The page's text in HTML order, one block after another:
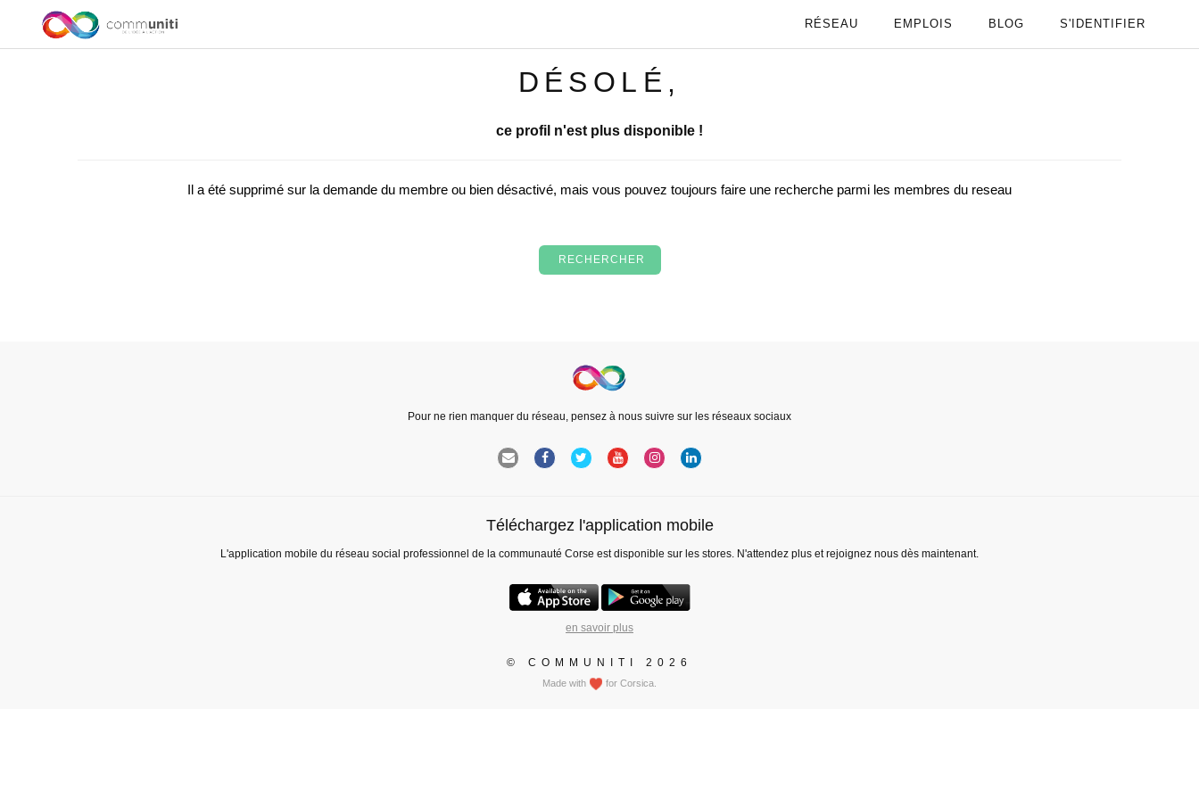
RÉSEAU EMPLOIS BLOG S'IDENTIFIER
DÉSOLÉ,
ce profil n'est plus disponible !
Il a été supprimé sur la demande du membre ou bien désactivé, mais vous pouvez toujours faire une recherche parmi les membres du reseau
RECHERCHER
Pour ne rien manquer du réseau, pensez à nous suivre sur les réseaux sociaux
Téléchargez l'application mobile
L'application mobile du réseau social professionnel de la communauté Corse est disponible sur les stores. N'attendez plus et rejoignez nous dès maintenant.
en savoir plus
© COMMUNITI 2026
Made with for Corsica.